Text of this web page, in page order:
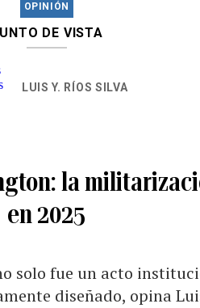
OPINIÓN
DE VISTA
LUIS Y. RÍOS SILVA
la
en 2025
solo fue un acto
diseñado, opina